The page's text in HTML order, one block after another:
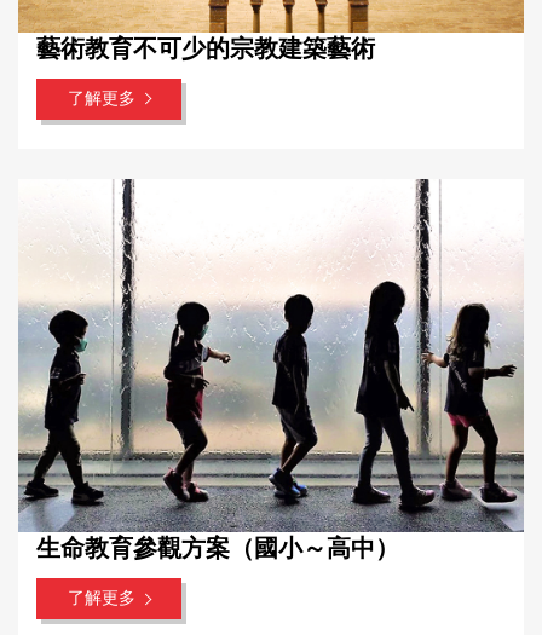
藝術教育不可少的宗教建築藝術
了解更多
生命教育參觀方案（國小～高中）
了解更多